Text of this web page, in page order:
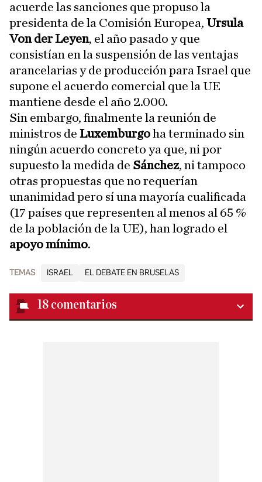
acuerde las sanciones que propuso la
presidenta de la Comisión Europea, Ursula
Von der Leyen, el año pasado y que
consistían en la suspensión de las ventajas
arancelarias y de producción para Israel que
supone el acuerdo comercial que la UE
mantiene desde el año 2.000.
Sin embargo, finalmente la reunión de
ministros de Luxemburgoha terminado sin
ningún acuerdo concreto ya que, ni por
supuesto la medida de Sánchez, ni tampoco
otras propuestas que no requerían
unanimidad pero sí una mayoría cualificada
(17 países que representen al menos al 65 %
de la población de la UE), han logrado el
apoyo mínimo.
TEMAS ISRAEL EL DEBATE EN BRUSELAS
18 comentarios